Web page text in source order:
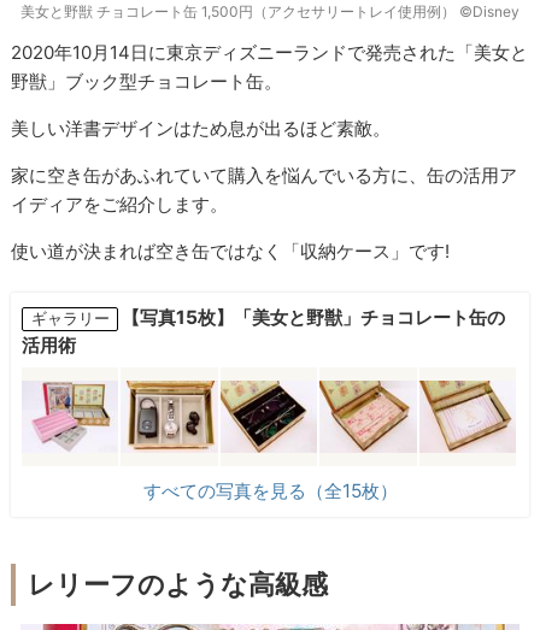
美女と野獣 チョコレート缶 1,500円（アクセサリートレイ使用例） ©Disney
2020年10月14日に東京ディズニーランドで発売された「美女と
野獣」ブック型チョコレート缶。
美しい洋書デザインはため息が出るほど素敵。
家に空き缶があふれていて購入を悩んでいる方に、缶の活用ア
イディアをご紹介します。
使い道が決まれば空き缶ではなく「収納ケース」です!
ギャラリー
【写真15枚】「美女と野獣」チョコレート缶の
活用術
すべての写真を見る（全15枚）
レリーフのような高級感